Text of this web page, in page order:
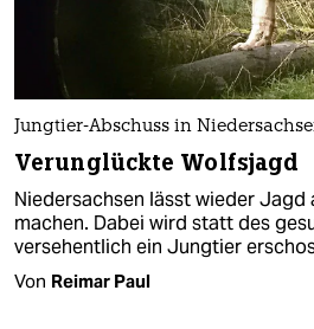
Jungtier-Abschuss in
Verunglückte Wolfsjagd
Niedersachsen lässt wieder Jagd
machen. Dabei wird statt des
versehentlich ein Jungtier
Von Reimar Paul